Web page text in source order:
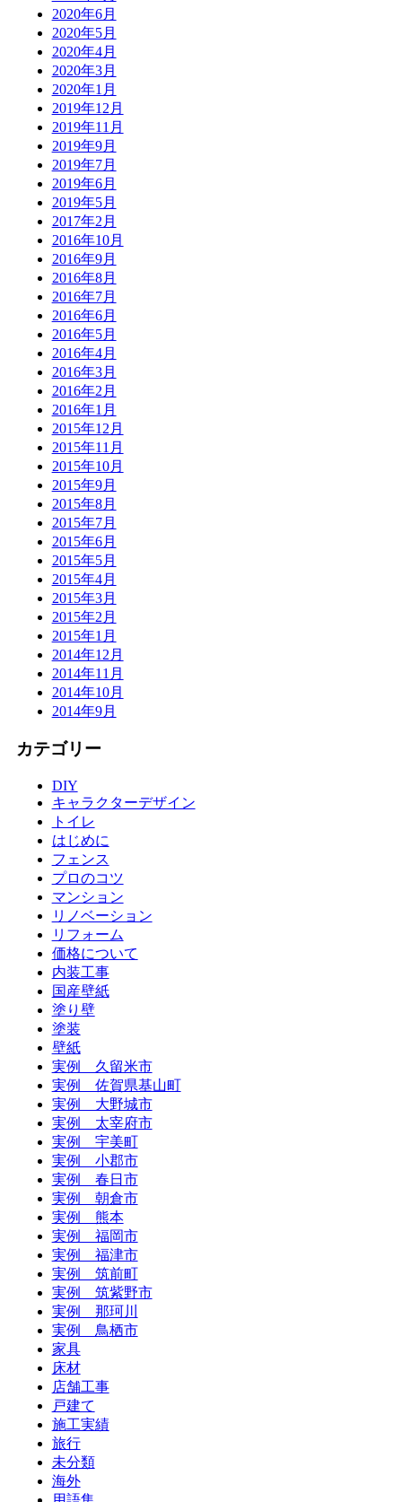
2020年6月
2020年5月
2020年4月
2020年3月
2020年1月
2019年12月
2019年11月
2019年9月
2019年7月
2019年6月
2019年5月
2017年2月
2016年10月
2016年9月
2016年8月
2016年7月
2016年6月
2016年5月
2016年4月
2016年3月
2016年2月
2016年1月
2015年12月
2015年11月
2015年10月
2015年9月
2015年8月
2015年7月
2015年6月
2015年5月
2015年4月
2015年3月
2015年2月
2015年1月
2014年12月
2014年11月
2014年10月
2014年9月
カテゴリー
DIY
キャラクターデザイン
トイレ
はじめに
フェンス
プロのコツ
マンション
リノベーション
リフォーム
価格について
内装工事
国産壁紙
塗り壁
塗装
壁紙
実例 久留米市
実例 佐賀県基山町
実例 大野城市
実例 太宰府市
実例 宇美町
実例 小郡市
実例 春日市
実例 朝倉市
実例 熊本
実例 福岡市
実例 福津市
実例 筑前町
実例 筑紫野市
実例 那珂川
実例 鳥栖市
家具
床材
店舗工事
戸建て
施工実績
旅行
未分類
海外